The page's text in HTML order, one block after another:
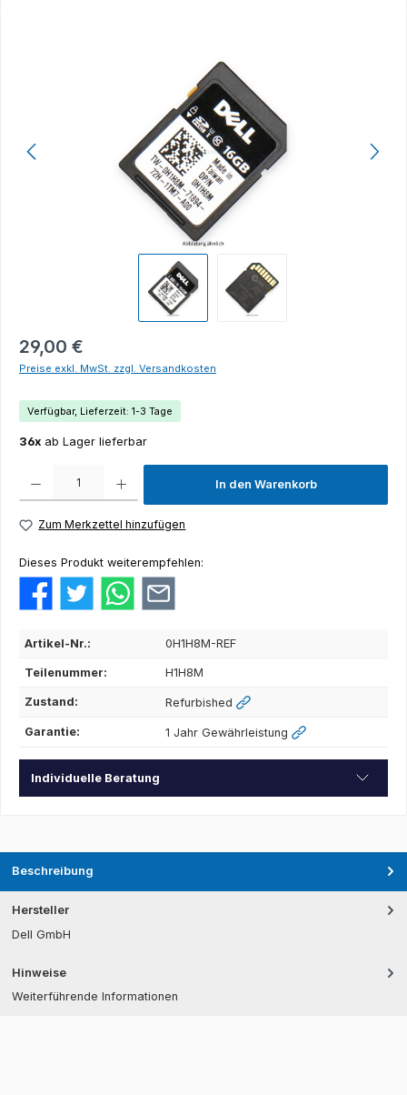
29,00 €
Preise exkl. MwSt. zzgl. Versandkosten
Verfügbar, Lieferzeit: 1-3 Tage
36x ab Lager lieferbar
In den Warenkorb
Zum Merkzettel hinzufügen
Dieses Produkt weiterempfehlen:
Artikel-Nr.: 0H1H8M-REF
Teilenummer: H1H8M
Zustand: Refurbished
Garantie: 1 Jahr Gewährleistung
Individuelle Beratung
Beschreibung
Hersteller
Dell GmbH
Hinweise
Weiterführende Informationen